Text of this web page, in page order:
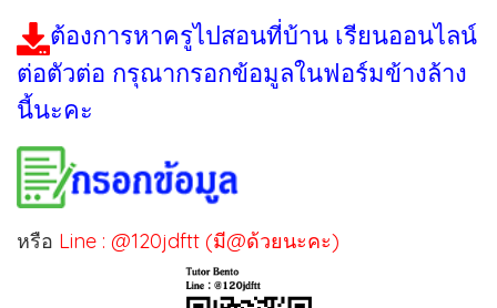
ต้องการหาครูไปสอนที่บ้าน เรียนออนไลน์
ต่อตัวต่อ กรุณากรอกข้อมูลในฟอร์มข้างล้าง
นี้นะคะ
หรือ Line : @120jdftt (มี@ด้วยนะคะ)